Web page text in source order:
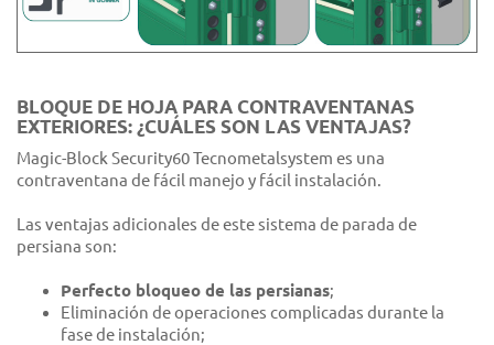
BLOQUE DE HOJA PARA CONTRAVENTANAS
EXTERIORES: ¿CUÁLES SON LAS VENTAJAS?
Magic-Block Security60 Tecnometalsystem es una
contraventana de fácil manejo y fácil instalación.
Las ventajas adicionales de este sistema de parada de
persiana son:
Perfecto bloqueo de las persianas;
Eliminación de operaciones complicadas durante la
fase de instalación;